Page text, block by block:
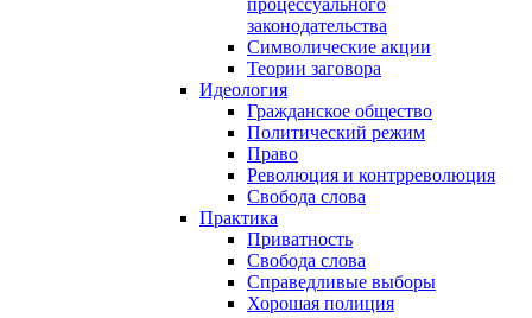
процессуального
законодательства
Символические акции
Теории заговора
Идеология
Гражданское общество
Политический режим
Право
Революция и контрреволюция
Свобода слова
Практика
Приватность
Свобода слова
Справедливые выборы
Хорошая полиция